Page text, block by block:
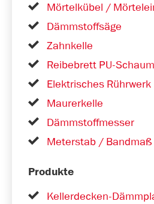
Mörtelkübel /
Dämmstoffsäge
Zahnkelle
Reibebrett PU-Schaum
Elektrisches Rührwerk
Maurerkelle
Dämmstoffmesser
Meterstab / Bandmaß
Produkte
Kellerdecken-